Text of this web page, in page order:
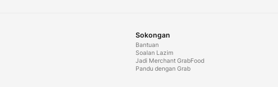
Sokongan
Bantuan
Soalan Lazim
Jadi Merchant GrabFood
Pandu dengan Grab